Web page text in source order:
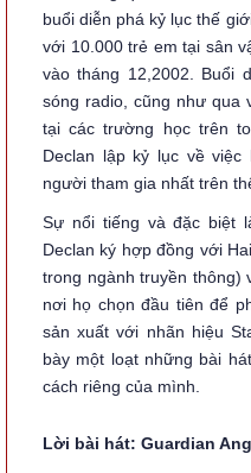
buổi diễn phá kỷ lục thế
với 10.000 trẻ em tại sân
vào tháng 12,2002. Buổi
sóng radio, cũng như qua
tại các trường học trên
Declan lập kỷ lục về
người tham gia nhất trên
Sự nổi tiếng và đặc biệt
Declan ký hợp đồng với
trong ngành truyền thông)
nơi họ chọn đầu tiên để
sản xuất với nhãn hiệu
bày một loạt những bài
cách riêng của mình.
Lời bài hát: Guardian